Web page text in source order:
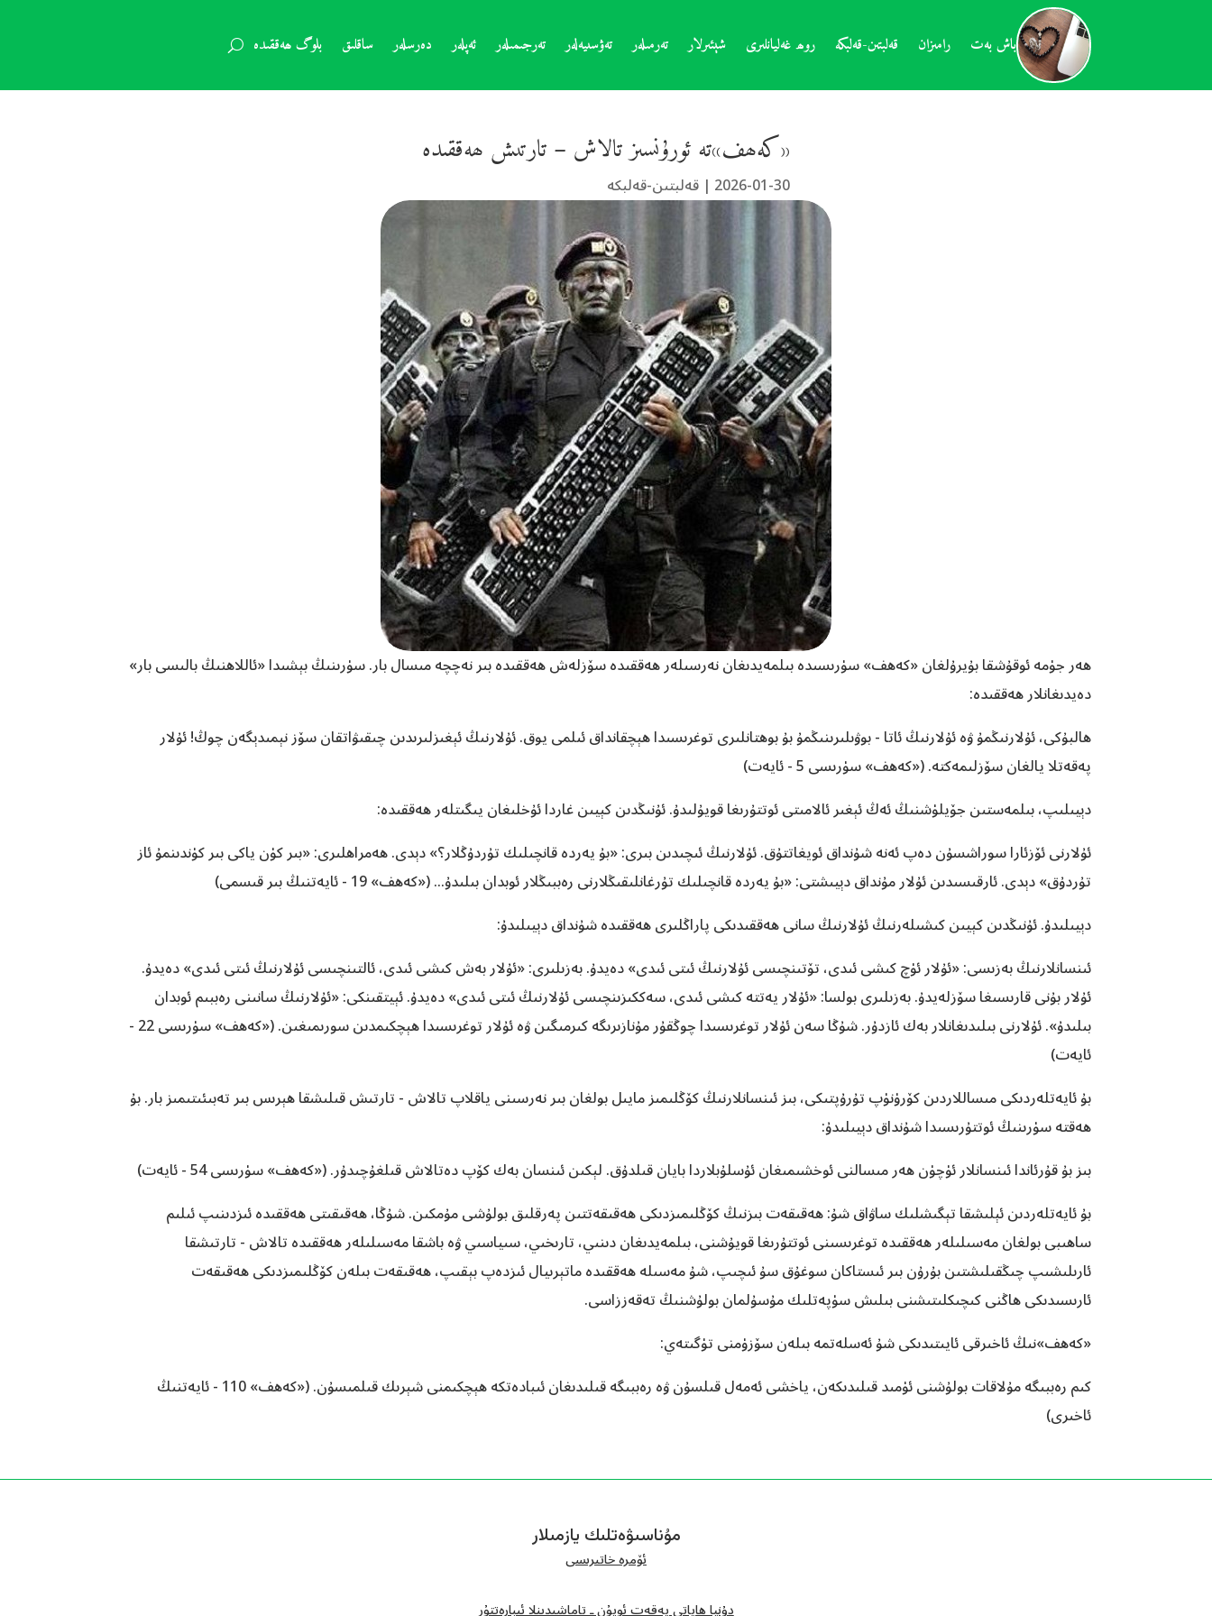
باش بەت رامىزان قەلبتىن-قەلبكە روھ غەليانلىرى شېئىرلار تەرمىلەر تەۋسىيەلەر تەرجىمىلەر ئەپلەر دەرسلەر ساقلىق بلوگ ھەققىدە
«كەھف»تە ئورۇنسىز تالاش – تارتىش ھەققىدە
2026-01-30
| قەلبتىن-قەلبكە
ھەر جۈمە ئوقۇشقا بۇيرۇلغان «كەھف» سۈرىسىدە بىلمەيدىغان نەرسىلەر ھەققىدە سۆزلەش ھەققىدە بىر نەچچە مىسال بار. سۈرىنىڭ بېشىدا «ئاللاھنىڭ بالىسى بار»
دەيدىغانلار ھەققىدە:
ھالبۇكى، ئۇلارنىڭمۇ ۋە ئۇلارنىڭ ئاتا - بوۋىلىرىنىڭمۇ بۇ بوھتانلىرى توغرىسىدا ھېچقانداق ئىلمى يوق. ئۇلارنىڭ ئېغىزلىرىدىن چىقىۋاتقان سۆز نېمىدېگەن چوڭ! ئۇلار
پەقەتلا يالغان سۆزلىمەكتە.‏ («كەھف» سۈرىسى 5 - ئايەت)
دېيىلىپ، بىلمەستىن جۆيلۈشنىڭ ئەڭ ئېغىر ئالامىتى ئوتتۇرىغا قويۇلىدۇ. ئۇنىڭدىن كېيىن غاردا ئۇخلىغان يىگىتلەر ھەققىدە:
ئۇلارنى ئۆزئارا سوراشسۇن دەپ ئەنە شۇنداق ئويغاتتۇق. ئۇلارنىڭ ئىچىدىن بىرى: «بۇ يەردە قانچىلىك تۇردۇڭلار؟» دېدى. ھەمراھلىرى: «بىر كۈن ياكى بىر كۈندىنمۇ ئاز
تۇردۇق» دېدى. ئارقىسىدىن ئۇلار مۇنداق دېيىشتى: «بۇ يەردە قانچىلىك تۇرغانلىقىڭلارنى رەببىڭلار ئوبدان بىلىدۇ... («كەھف» 19 - ئايەتنىڭ بىر قىسمى)
دېيىلىدۇ. ئۇنىڭدىن كېيىن كىشىلەرنىڭ ئۇلارنىڭ سانى ھەققىدىكى پاراڭلىرى ھەققىدە شۇنداق دېيىلىدۇ:
ئىنسانلارنىڭ بەزىسى: «ئۇلار ئۈچ كىشى ئىدى، تۆتىنچىسى ئۇلارنىڭ ئىتى ئىدى» دەيدۇ. بەزىلىرى: «ئۇلار بەش كىشى ئىدى، ئالتىنچىسى ئۇلارنىڭ ئىتى ئىدى» دەيدۇ.
ئۇلار بۇنى قارىسىغا سۆزلەيدۇ. بەزىلىرى بولسا: «ئۇلار يەتتە كىشى ئىدى، سەككىزىنچىسى ئۇلارنىڭ ئىتى ئىدى» دەيدۇ. ئېيتقىنكى: «ئۇلارنىڭ سانىنى رەببىم ئوبدان
بىلىدۇ». ئۇلارنى بىلىدىغانلار بەك ئازدۇر. شۇڭا سەن ئۇلار توغرىسىدا چوڭقۇر مۇنازىرىگە كىرمىگىن ۋە ئۇلار توغرىسىدا ھېچكىمدىن سورىمىغىن.‏ («كەھف» سۈرىسى 22 -
ئايەت)
بۇ ئايەتلەردىكى مىساللاردىن كۆرۈنۈپ تۇرۇپتىكى، بىز ئىنسانلارنىڭ كۆڭلىمىز مايىل بولغان بىر نەرسىنى ياقلاپ تالاش - تارتىش قىلىشقا ھېرىس بىر تەبىئىتىمىز بار. بۇ
ھەقتە سۈرىنىڭ ئوتتۇرىسىدا شۇنداق دېيىلىدۇ:
بىز بۇ قۇرئاندا ئىنسانلار ئۈچۈن ھەر مىسالنى ئوخشىمىغان ئۇسلۇبلاردا بايان قىلدۇق. لېكىن ئىنسان بەك كۆپ دەتالاش قىلغۇچىدۇر.‏ («كەھف» سۈرىسى 54 - ئايەت)
بۇ ئايەتلەردىن ئېلىشقا تېگىشلىك ساۋاق شۇ: ھەقىقەت بىزنىڭ كۆڭلىمىزدىكى ھەقىقەتتىن پەرقلىق بولۇشى مۇمكىن. شۇڭا، ھەقىقىتى ھەققىدە ئىزدىنىپ ئىلىم
ساھىبى بولغان مەسىلىلەر ھەققىدە توغرىسىنى ئوتتۇرىغا قويۇشنى، بىلمەيدىغان دىنىي، تارىخىي، سىياسىي ۋە باشقا مەسىلىلەر ھەققىدە تالاش - تارتىشقا
ئارىلىشىپ چىڭقىلىشتىن بۇرۇن بىر ئىستاكان سوغۇق سۇ ئىچىپ، شۇ مەسىلە ھەققىدە ماتېرىيال ئىزدەپ بېقىپ، ھەقىقەت بىلەن كۆڭلىمىزدىكى ھەقىقەت
ئارىسىدىكى ھاڭنى كىچىكلىتىشنى بىلىش سۈپەتلىك مۇسۇلمان بولۇشنىڭ تەقەززاسى.
«كەھف»نىڭ ئاخىرقى ئايىتىدىكى شۇ ئەسلەتمە بىلەن سۆزۈمنى تۈگىتەي:
كىم رەببىگە مۇلاقات بولۇشنى ئۈمىد قىلىدىكەن، ياخشى ئەمەل قىلسۇن ۋە رەببىگە قىلىدىغان ئىبادەتكە ھېچكىمنى شېرىك قىلمىسۇن. («كەھف» 110 - ئايەتنىڭ
ئاخىرى)
مۇناسىۋەتلىك يازمىلار
ئۆمرە خاتىرىسى
دۇنيا ھاياتى پەقەت ئويۇن ـ تاماشىدىنلا ئىبارەتتۇر